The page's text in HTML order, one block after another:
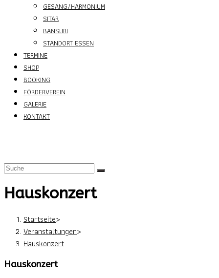
GESANG/HARMONIUM
SITAR
BANSURI
STANDORT ESSEN
TERMINE
SHOP
BOOKING
FÖRDERVEREIN
GALERIE
KONTAKT
Hauskonzert
Startseite>
Veranstaltungen>
Hauskonzert
Hauskonzert